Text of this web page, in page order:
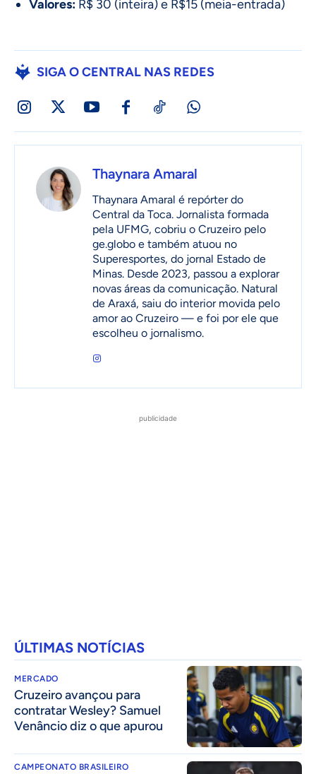
Valores: R$ 30 (inteira) e R$15 (meia-entrada)
SIGA O CENTRAL NAS REDES
Thaynara Amaral
Thaynara Amaral é repórter do
Central da Toca. Jornalista formada
pela UFMG, cobriu o Cruzeiro pelo
ge.globo e também atuou no
Superesportes, do jornal Estado de
Minas. Desde 2023, passou a explorar
novas áreas da comunicação. Natural
de Araxá, saiu do interior movida pelo
amor ao Cruzeiro — e foi por ele que
escolheu o jornalismo.
publicidade
ÚLTIMAS NOTÍCIAS
MERCADO
Cruzeiro avançou para
contratar Wesley? Samuel
Venâncio diz o que apurou
CAMPEONATO BRASILEIRO